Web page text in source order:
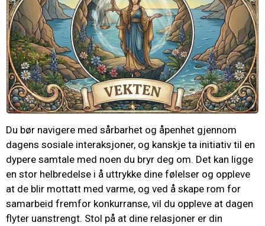
Du bør navigere med sårbarhet og åpenhet gjennom
dagens sosiale interaksjoner, og kanskje ta initiativ til en
dypere samtale med noen du bryr deg om. Det kan ligge
en stor helbredelse i å uttrykke dine følelser og oppleve
at de blir mottatt med varme, og ved å skape rom for
samarbeid fremfor konkurranse, vil du oppleve at dagen
flyter uanstrengt. Stol på at dine relasjoner er din